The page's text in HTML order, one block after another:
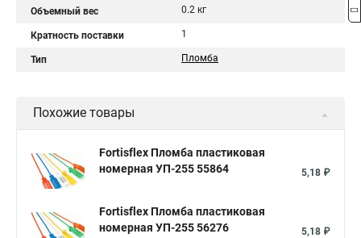
Объемный вес 0.2 кг
Кратность поставки 1
Тип Пломба
Похожие товары
Fortisflex Пломба пластиковая
номерная УП-255 55864
5,18 ₽
Fortisflex Пломба пластиковая
номерная УП-255 56276
5,18 ₽